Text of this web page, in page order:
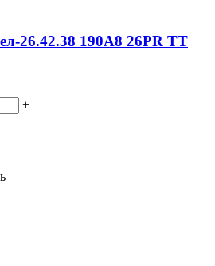
26.42.38 190A8 26PR TT
+